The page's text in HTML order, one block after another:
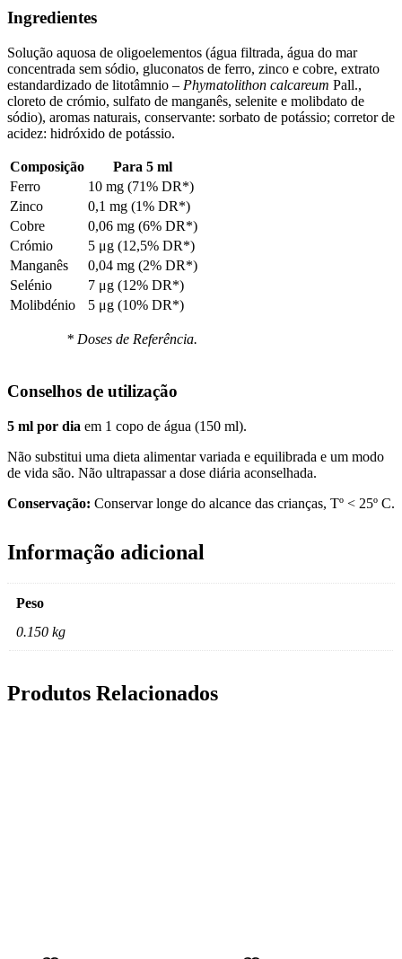
Ingredientes
Solução aquosa de oligoelementos (água filtrada, água do mar
concentrada sem sódio, gluconatos de ferro, zinco e cobre, extrato
estandardizado de litotâmnio – Phymatolithon calcareum Pall.,
cloreto de crómio, sulfato de manganês, selenite e molibdato de
sódio), aromas naturais, conservante: sorbato de potássio; corretor de
acidez: hidróxido de potássio.
Composição
Para 5 ml
Ferro
10 mg (71% DR*)
Zinco
0,1 mg (1% DR*)
Cobre
0,06 mg (6% DR*)
Crómio
5 μg (12,5% DR*)
Manganês
0,04 mg (2% DR*)
Selénio
7 μg (12% DR*)
Molibdénio
5 μg (10% DR*)
* Doses de Referência.
Conselhos de utilização
5 ml por dia em 1 copo de água (150 ml).
Não substitui uma dieta alimentar variada e equilibrada e um modo
de vida são. Não ultrapassar a dose diária aconselhada.
Conservação: Conservar longe do alcance das crianças, Tº < 25º C.
Informação adicional
Peso
0.150 kg
Produtos Relacionados